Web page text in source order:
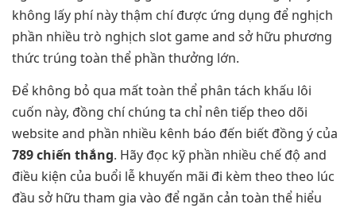
không lấy phí này thậm chí được ứng dụng để nghịch
phần nhiều trò nghịch slot game and sở hữu phương
thức trúng toàn thể phần thưởng lớn.
Để không bỏ qua mất toàn thể phân tách khấu lôi
cuốn này, đồng chí chúng ta chỉ nên tiếp theo dõi
website and phần nhiều kênh báo đến biết đồng ý của
789 chiến thắng. Hãy đọc kỹ phần nhiều chế độ and
điều kiện của buổi lễ khuyến mãi đi kèm theo theo lúc
đầu sở hữu tham gia vào để ngăn cản toàn thể hiểu